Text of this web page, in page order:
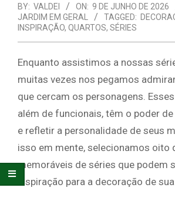
BY: VALDEI ON: 9 DE JUNHO DE 2026
JARDIM EM GERAL
TAGGED:
INSPIRAÇÃO, QUARTOS, SÉRIES
Enquanto assistimos a nossas
muitas vezes nos pegamos
que cercam os personagens.
além de funcionais, têm o poder
e refletir a personalidade de seus
isso em mente, selecionamos oito
memoráveis de séries que podem
inspiração para a decoração de